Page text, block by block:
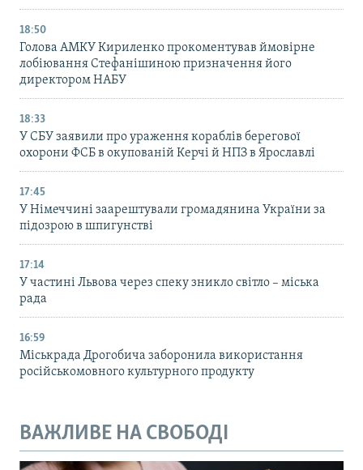
18:50
Голова АМКУ Кириленко прокоментував ймовірне
лобіювання Стефанішиною призначення його
директором НАБУ
18:33
У СБУ заявили про ураження кораблів берегової
охорони ФСБ в окупованій Керчі й НПЗ в Ярославлі
17:45
У Німеччині заарештували громадянина України за
підозрою в шпигунстві
17:14
У частині Львова через спеку зникло світло – міська
рада
16:59
Міськрада Дрогобича заборонила використання
російськомовного культурного продукту
ВАЖЛИВЕ НА СВОБОДІ